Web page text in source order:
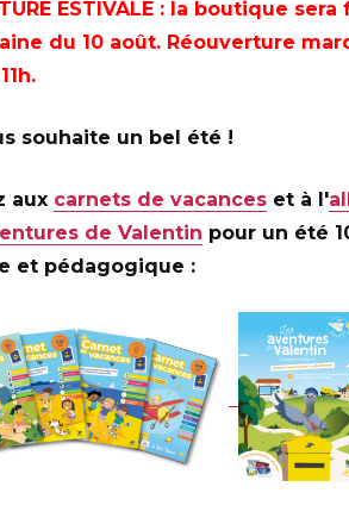
ESTIVALE : la boutique sera
du 10 août. Réouverture
souhaite un bel été !
aux carnets de vacances et à l'
de Valentin pour un été
et pédagogique :